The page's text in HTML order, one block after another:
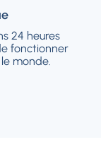
24 heures
fonctionner
monde.
24
de
dans